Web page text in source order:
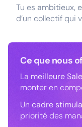
Tu es ambitieux,
d’un collectif qui
Ce que nous
La meilleure
monter en
Un cadre
priorité des